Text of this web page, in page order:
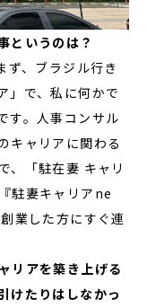
というのは？
ず、ブラジル行き
」で、私に何かで
す。人事コンサル
キャリアに関わる
、「駐在妻 キャリ
駐妻キャリアne
業した方にすぐ連
リアを築き上げる
けたりはしなかっ